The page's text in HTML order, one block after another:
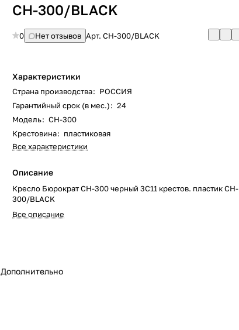
CH-300/BLACK
0 Нет отзывов Арт.CH-300/BLACK
Характеристики
Страна производства: РОССИЯ
Гарантийный срок (в мес.): 24
Модель: CH-300
Крестовина: пластиковая
Все характеристики
Описание
Кресло Бюрократ CH-300 черный 3C11 крестов. пластик CH-
300/BLACK
Все описание
Дополнительно